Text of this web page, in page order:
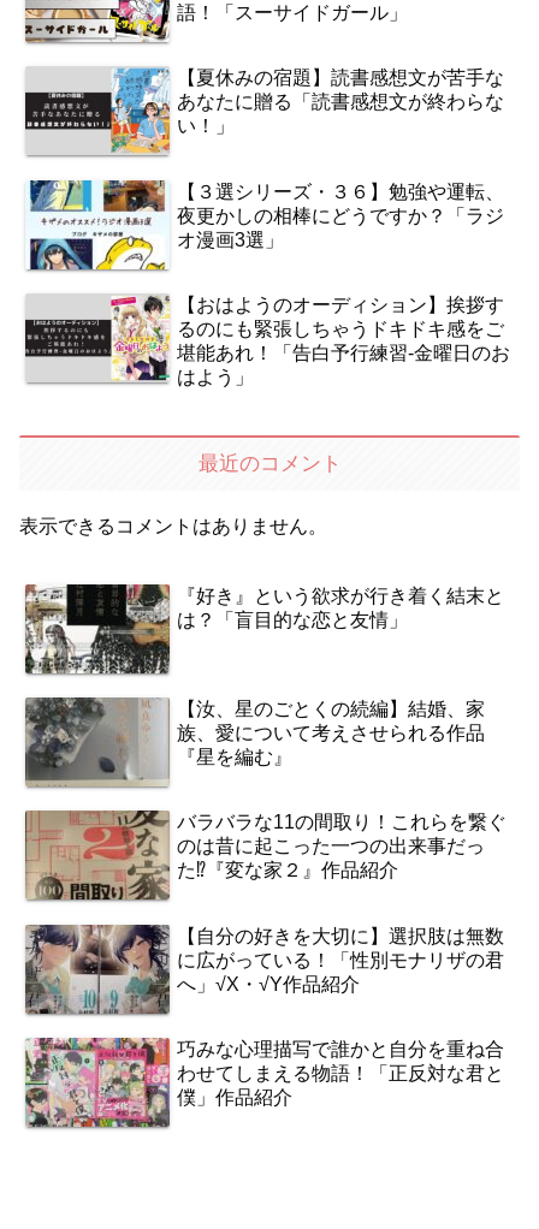
語！「スーサイドガール」
【夏休みの宿題】読書感想文が苦手な
あなたに贈る「読書感想文が終わらな
い！」
【３選シリーズ・３６】勉強や運転、
夜更かしの相棒にどうですか？「ラジ
オ漫画3選」
【おはようのオーディション】挨拶す
るのにも緊張しちゃうドキドキ感をご
堪能あれ！「告白予行練習‐金曜日のお
はよう」
最近のコメント
表示できるコメントはありません。
『好き』という欲求が行き着く結末と
は？「盲目的な恋と友情」
【汝、星のごとくの続編】結婚、家
族、愛について考えさせられる作品
『星を編む』
バラバラな11の間取り！これらを繋ぐ
のは昔に起こった一つの出来事だっ
た⁉『変な家２』作品紹介
【自分の好きを大切に】選択肢は無数
に広がっている！「性別モナリザの君
へ」√X・√Y作品紹介
巧みな心理描写で誰かと自分を重ね合
わせてしまえる物語！「正反対な君と
僕」作品紹介